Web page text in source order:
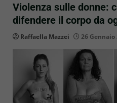
Violenza sulle donne:
difendere il corpo da
Raffaella Mazzei 26 Gennaio